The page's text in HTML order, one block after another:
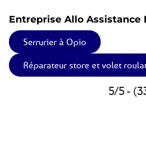
Entreprise Allo Assistance
Serrurier à Opio
Réparateur store et volet
5/5 -